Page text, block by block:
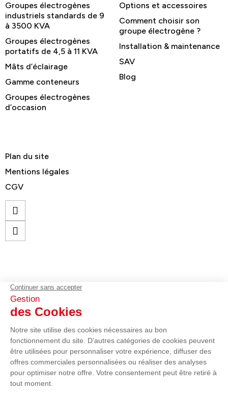
Groupes électrogènes
industriels standards de 9
à 3500 KVA
Groupes électrogènes
portatifs de 4,5 à 11 KVA
Mâts d’éclairage
Gamme conteneurs
Groupes électrogènes
d’occasion
Options et accessoires
Comment choisir son
groupe électrogène ?
Installation & maintenance
SAV
Blog
Plan du site
Mentions légales
CGV
© GELEC Energy - Tous droits réservés
contact@gelecenergy.com
02 96 70 75 75